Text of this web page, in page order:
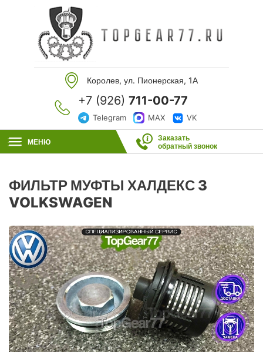
Королев, ул. Пионерская, 1А
+7 (926) 711-00-77
Telegram MAX VK
МЕНЮ
Заказать
обратный звонок
ФИЛЬТР МУФТЫ ХАЛДЕКС 3
VOLKSWAGEN